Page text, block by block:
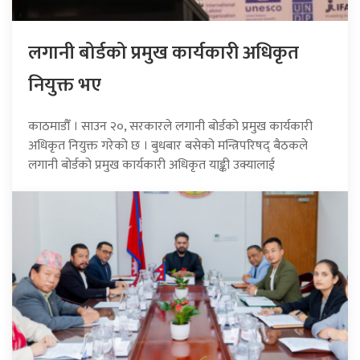
लगानी बोर्डको प्रमुख कार्यकारी अधिकृत
नियुक्त भए
काठमाडौँ । साउन २०, सरकारले लगानी बोर्डको प्रमुख कार्यकारी
अधिकृत नियुक्त गरेको छ । बुधबार बसेको मन्त्रिपरिषद् बैठकले
लगानी बोर्डको प्रमुख कार्यकारी अधिकृत याङ्की उक्यालाई